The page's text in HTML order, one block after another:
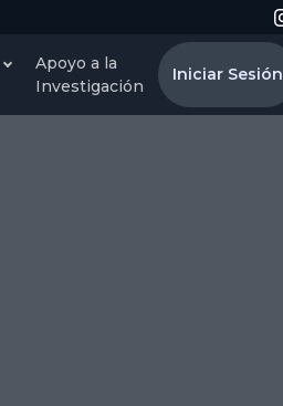
Apoyo a la
Investigación
Iniciar Sesión